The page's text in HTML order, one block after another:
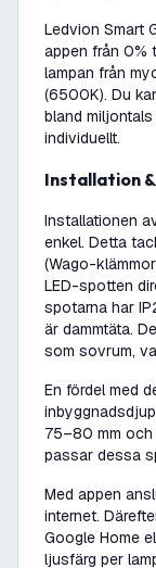
Ledvion Smart
appen från 0%
lampan från
(6500K). Du
bland
individuellt.
Installation
Installationen
enkel. Detta
(Wago-
LED-spotten
spotarna har
är dammtäta.
som sovrum,
En fördel med
75–80 mm
passar dessa
Med appen
internet.
Google Home
ljusfärg per